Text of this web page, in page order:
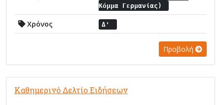
Κόμμα Γερμανίας)
Χρόνος Δ'
Προβολή
Καθημερινό Δελτίο Ειδήσεων